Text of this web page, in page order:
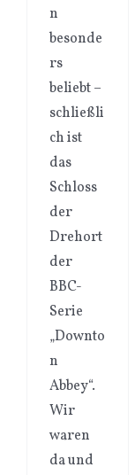
n
besonde
rs
beliebt –
schließli
ch ist
das
Schloss
der
Drehort
der
BBC-
Serie
„Downto
n
Abbey“.
Wir
waren
da und